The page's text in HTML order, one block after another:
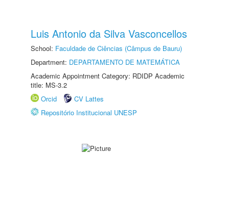
Luis Antonio da Silva Vasconcellos
School: Faculdade de Ciências (Câmpus de Bauru)
Department: DEPARTAMENTO DE MATEMÁTICA
Academic Appointment Category: RDIDP Academic
title: MS-3.2
Orcid
CV Lattes
Repositório Institucional UNESP